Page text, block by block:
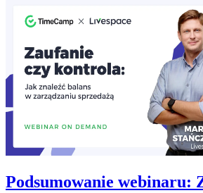
Podsumowanie webinaru: